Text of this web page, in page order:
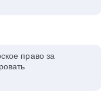
право за